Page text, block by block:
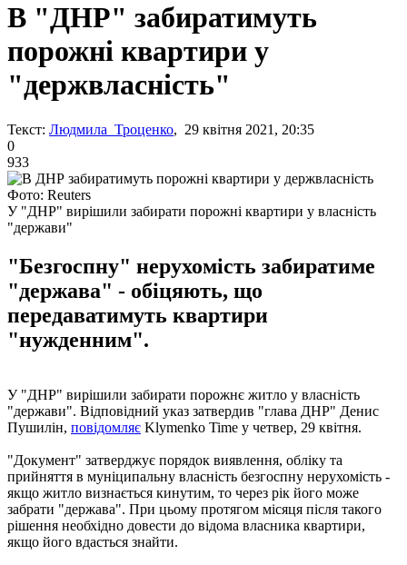
В "ДНР" забиратимуть
порожні квартири у
"держвласність"
Текст: Людмила Троценко, 29 квітня 2021, 20:35
0
933
Фото: Reuters
У "ДНР" вирішили забирати порожні квартири у власність
"держави"
"Безгоспну" нерухомість забиратиме
"держава" - обіцяють, що
передаватимуть квартири
"нужденним".
У "ДНР" вирішили забирати порожнє житло у власність
"держави". Відповідний указ затвердив "глава ДНР" Денис
Пушилін, повідомляє Klymenko Time у четвер, 29 квітня.
"Документ" затверджує порядок виявлення, обліку та
прийняття в муніципальну власність безгоспну нерухомість -
якщо житло визнається кинутим, то через рік його може
забрати "держава". При цьому протягом місяця після такого
рішення необхідно довести до відома власника квартири,
якщо його вдасться знайти.